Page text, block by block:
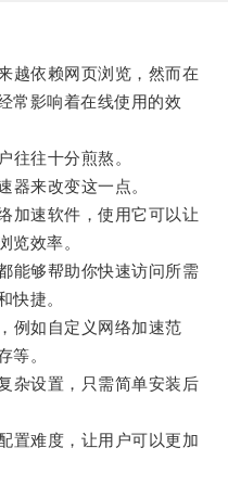
依赖网页浏览，然而在
常影响着在线使用的效
往十分煎熬。
来改变这一点。
速软件，使用它可以让
览效率。
够帮助你快速访问所需
快捷。
如自定义网络加速范
等。
设置，只需简单安装后
难度，让用户可以更加